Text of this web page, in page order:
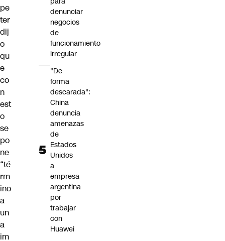
pe
ter
dij
o
qu
e
co
n
est
o
se
po
ne
“té
rm
ino
a
un
a
im
denunciar
negocios
de
funcionamiento
irregular
"De
forma
descarada":
China
denuncia
amenazas
de
Estados
Unidos
a
empresa
argentina
por
trabajar
con
Huawei